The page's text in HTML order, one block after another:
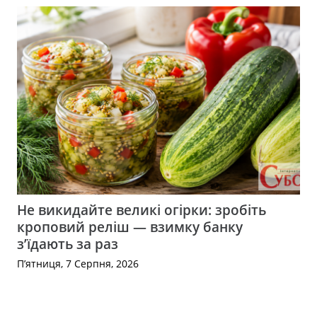
Не викидайте великі огірки: зробіть
кроповий реліш — взимку банку
з’їдають за раз
П’ятниця, 7 Серпня, 2026